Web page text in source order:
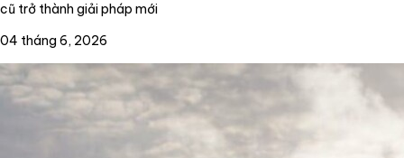
cũ trở thành giải pháp mới
04 tháng 6, 2026